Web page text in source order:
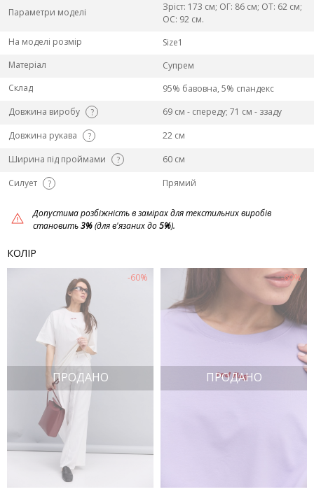
Параметри моделі
Зріст: 173 см; ОГ: 86 см; ОТ: 62 см;
ОС: 92 см.
На моделі розмір
Size1
Матеріал
Супрем
Склад
95% бавовна, 5% спандекс
Довжина виробу
?
69 см - спереду; 71 см - ззаду
Довжина рукава
?
22 см
Ширина під проймами
?
60 см
Силует
? Прямий
Допустима розбіжність в замірах для текстильних виробів
становить3%(для в'язаних до5%).
КОЛІР
-60%
ПРОДАНО
-60%
ПРОДАНО